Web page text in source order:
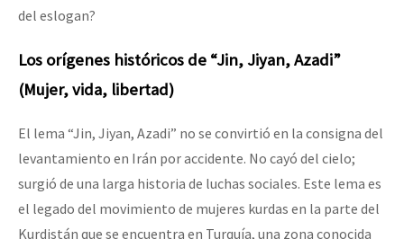
del eslogan?
Los orígenes históricos de “Jin, Jiyan, Azadi”
(Mujer, vida, libertad)
El lema “Jin, Jiyan, Azadi” no se convirtió en la consigna del
levantamiento en Irán por accidente. No cayó del cielo;
surgió de una larga historia de luchas sociales. Este lema es
el legado del movimiento de mujeres kurdas en la parte del
Kurdistán que se encuentra en Turquía, una zona conocida